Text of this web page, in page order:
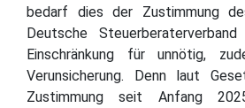
bedarf dies der Zustimmung
Deutsche
Einschränkung für unnötig,
Verunsicherung. Denn laut
Zustimmung seit Anfang